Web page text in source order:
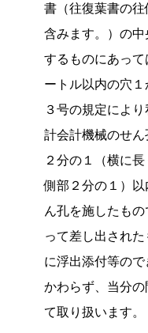
書（往復葉書の
含みます。）の
するものにあっ
ートル以内の穴
３号の規定によ
計会計機械のせ
２分の１（横に
側部２分の１）
ん孔を施したも
って差し出され
に浮出添付等の
かわらず、当分
て取り扱います。